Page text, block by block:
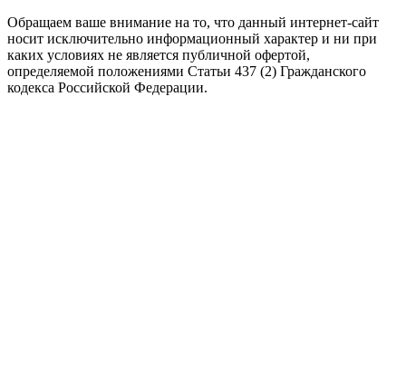
Обращаем ваше внимание на то, что данный интернет-сайт
носит исключительно информационный характер и ни при
каких условиях не является публичной офертой,
определяемой положениями Статьи 437 (2) Гражданского
кодекса Российской Федерации.